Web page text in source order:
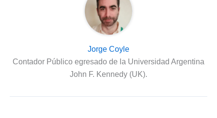
Jorge Coyle
Contador Público egresado de la Universidad Argentina
John F. Kennedy (UK).